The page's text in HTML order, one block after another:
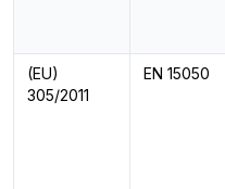
(EU)
305/2011
EN 15050